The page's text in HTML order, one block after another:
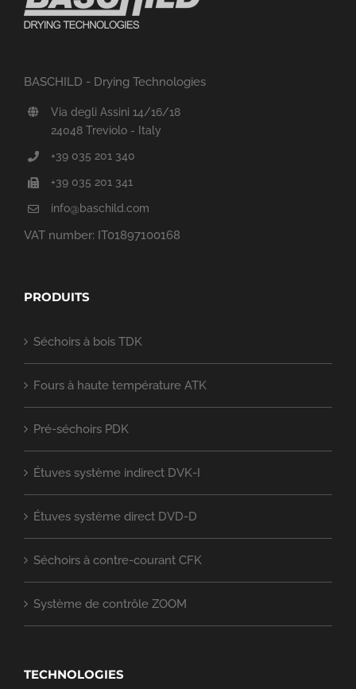
BASCHILD - Drying Technologies
Via degli Assini 14/16/18
24048 Treviolo - Italy
+39 035 201 340
+39 035 201 341
info@baschild.com
VAT number: IT01897100168
PRODUITS
Séchoirs à bois TDK
Fours à haute température ATK
Pré-séchoirs PDK
Étuves système indirect DVK-I
Étuves système direct DVD-D
Séchoirs à contre-courant CFK
Système de contrôle ZOOM
TECHNOLOGIES